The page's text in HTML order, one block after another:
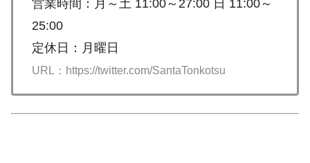
営業時間：月～土 11:00～27:00 日 11:00～
25:00
定休日：月曜日
URL：https://twitter.com/SantaTonkotsu